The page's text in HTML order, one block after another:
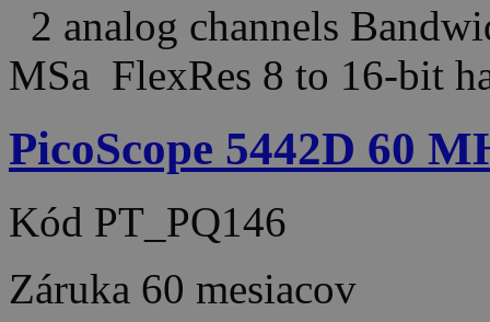
2 analog channels
MSa FlexRes 8 to 16-bit
PicoScope 5442D 60
Kód PT_PQ146
Záruka 60 mesiacov